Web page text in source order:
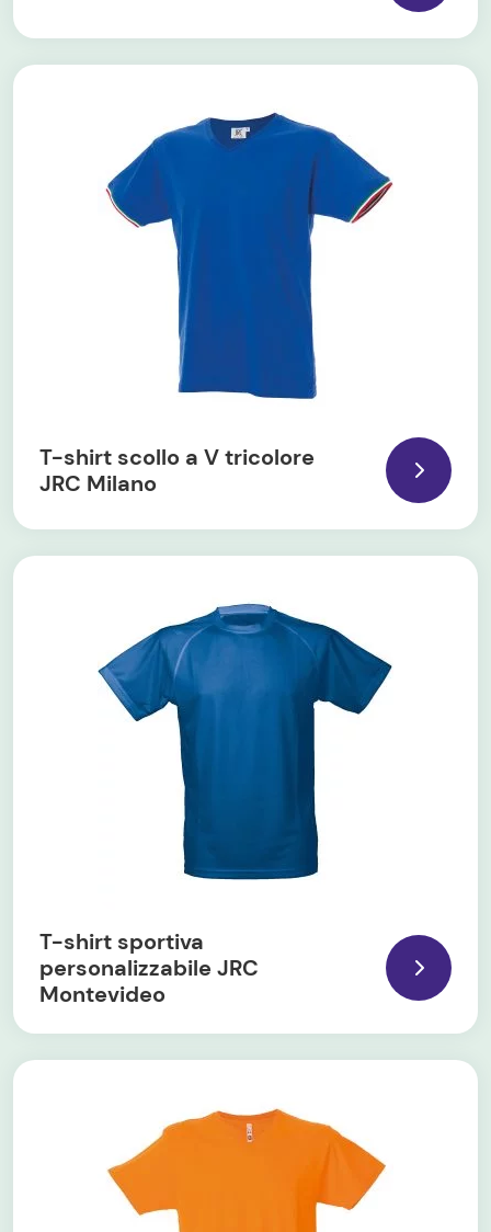
T-shirt scollo a V tricolore
JRC Milano
T-shirt sportiva
personalizzabile JRC
Montevideo